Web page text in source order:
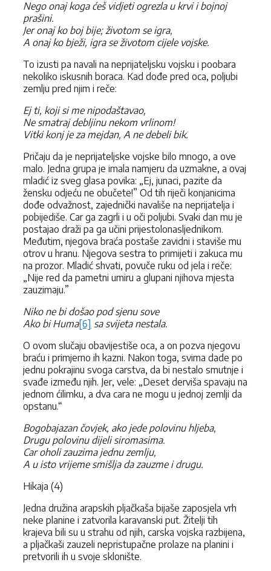
Nego onaj koga ćeš vidjeti ogrezla u krvi i bojnoj
prašini.
Jer onaj ko boj bije; životom se igra,
A onaj ko bježi, igra se životom cijele vojske.
To izusti pa navali na neprijateljsku vojsku i poobara
nekoliko iskusnih boraca. Kad dođe pred oca, poljubi
zemlju pred njim i reče:
Ej ti, koji si me nipodaštavao,
Ne smatraj debljinu nekom vrlinom!
Vitki konj je za mejdan, A ne debeli bik.
Pričaju da je neprijateljske vojske bilo mnogo, a ove
malo. Jedna grupa je imala namjeru da uzmakne, a ovaj
mladić iz sveg glasa povika: „Ej, junaci, pazite da
žensku odjeću ne obučete!” Od tih riječi konjanicima
dođe odvažnost, zajednički navališe na neprijatelja i
pobijediše. Car ga zagrli i u oči poljubi. Svaki dan mu je
postajao draži pa ga učini prijestolonasljednikom.
Međutim, njegova braća postaše zavidni i staviše mu
otrov u hranu. Njegova sestra to primijeti i zakuca mu
na prozor. Mladić shvati, povuče ruku od jela i reče:
„Nije red da pametni umiru a glupani njihova mjesta
zauzimaju.”
Niko ne bi došao pod sjenu sove
Ako bi Huma[6] sa svijeta nestala.
O ovom slučaju obavijestiše oca, a on pozva njegovu
braću i primjerno ih kazni. Nakon toga, svima dade po
jednu pokrajinu svoga carstva, da bi nestalo smutnje i
svađe između njih. Jer, vele: „Deset derviša spavaju na
jednom ćilimku, a dva cara ne mogu u jednoj zemlji da
opstanu.“
Bogobajazan čovjek, ako jede polovinu hljeba,
Drugu polovinu dijeli siromasima.
Car oholi zauzima jednu zemlju,
A u isto vrijeme smišlja da zauzme i drugu.
Hikaja (4)
Jedna družina arapskih pljačkaša bijaše zaposjela vrh
neke planine i zatvorila karavanski put. Žitelji tih
krajeva bili su u strahu od njih, carska vojska razbijena,
a pljačkaši zauzeli nepristupačne prolaze na planini i
pretvorili ih u svoje sklonište.